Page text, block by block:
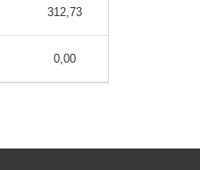
312,73
0,00